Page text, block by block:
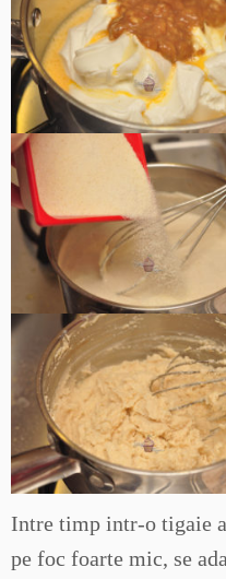
Intre timp intr-o tigaie
pe foc foarte mic, se